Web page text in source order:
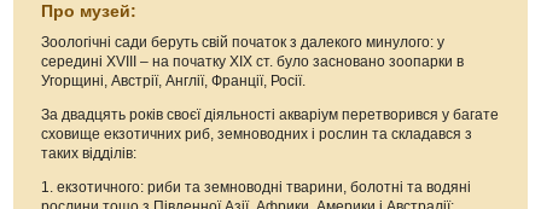
Про музей:
Зоологічні сади беруть свій початок з далекого минулого: у
середині ХVІІІ – на початку ХІХ ст. було засновано зоопарки в
Угорщині, Австрії, Англії, Франції, Росії.
За двадцять років своєї діяльності акваріум перетворився у багате
сховище екзотичних риб, земноводних і рослин та складався з
таких відділів:
1. екзотичного: риби та земноводні тварини, болотні та водяні